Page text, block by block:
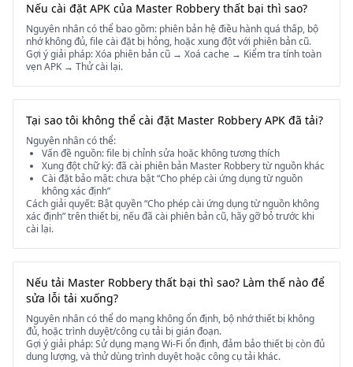
Nếu cài đặt APK của Master Robbery thất bại thì sao?
Nguyên nhân có thể bao gồm: phiên bản hệ điều hành quá thấp, bộ
nhớ không đủ, file cài đặt bị hỏng, hoặc xung đột với phiên bản cũ.
Gợi ý giải pháp: Xóa phiên bản cũ → Xoá cache → Kiểm tra tính toàn
vẹn APK → Thử cài lại.
Tại sao tôi không thể cài đặt Master Robbery APK đã tải?
Nguyên nhân có thể:
Vấn đề nguồn: file bị chỉnh sửa hoặc không tương thích
Xung đột chữ ký: đã cài phiên bản Master Robbery từ nguồn khác
Cài đặt bảo mật: chưa bật “Cho phép cài ứng dụng từ nguồn
không xác định”
Cách giải quyết: Bật quyền “Cho phép cài ứng dụng từ nguồn không
xác định” trên thiết bị, nếu đã cài phiên bản cũ, hãy gỡ bỏ trước khi
cài lại.
Nếu tải Master Robbery thất bại thì sao? Làm thế nào để
sửa lỗi tải xuống?
Nguyên nhân có thể do mạng không ổn định, bộ nhớ thiết bị không
đủ, hoặc trình duyệt/công cụ tải bị gián đoạn.
Gợi ý giải pháp: Sử dụng mạng Wi-Fi ổn định, đảm bảo thiết bị còn đủ
dung lượng, và thử dùng trình duyệt hoặc công cụ tải khác.